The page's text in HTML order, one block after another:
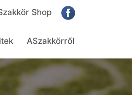
Shop
ASzakkörről